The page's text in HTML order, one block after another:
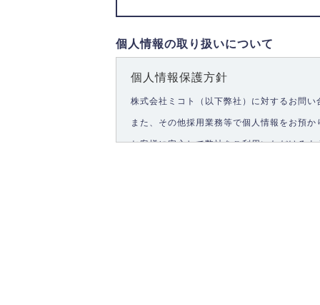
個人情報の取り扱いについて
個人情報保護方針
株式会社ミコト（以下弊社）に対するお問
また、その他採用業務等で個人情報をお預
お客様に安心して弊社をご利用いただける